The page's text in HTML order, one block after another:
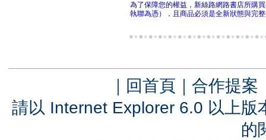
為了保障您的權益，新絲路網路書店所購
執聯為憑），且商品必須是全新狀態與完
｜ 回首頁 ｜ 合作提案
請以 Internet Explorer 6.0 以上
的